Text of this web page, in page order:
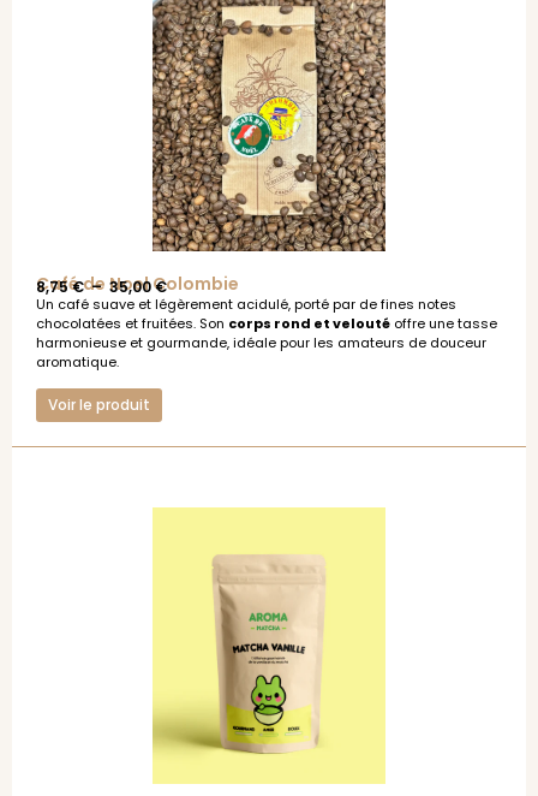
Café de Noel Colombie
8,75€– 35,00€
Un café suave et légèrement acidulé, porté par de fines notes
chocolatées et fruitées. Son corps rond et velouté offre une tasse
harmonieuse et gourmande, idéale pour les amateurs de douceur
aromatique.
Voir le produit